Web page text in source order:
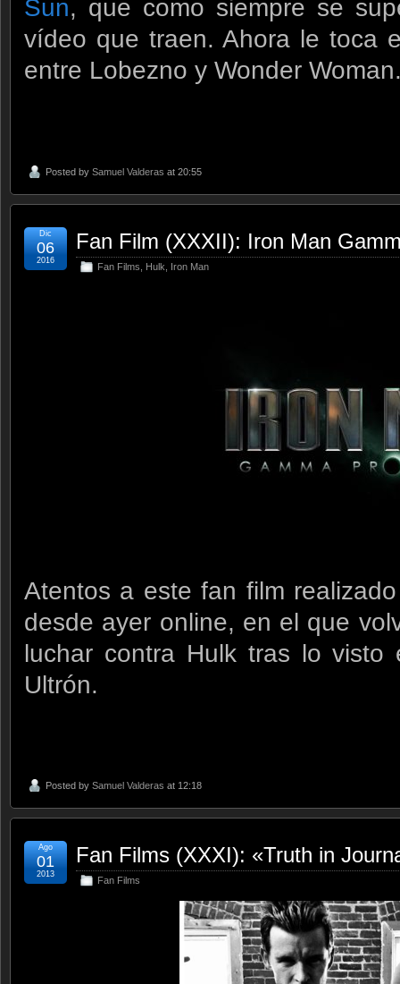
Sun, que como siempre se
vídeo que traen. Ahora le toca
entre Lobezno y Wonder
Posted by Samuel Valderas at 20:55
Fan Film (XXXII): Iron Man
Fan Films Hulk Iron Man
Dic
06
2016
Atentos a este fan film
desde ayer online, en el que
luchar contra Hulk tras lo
Ultrón.
Posted by Samuel Valderas at 12:18
Fan Films (XXXI): «Truth in
Fan Films
Ago
01
2013